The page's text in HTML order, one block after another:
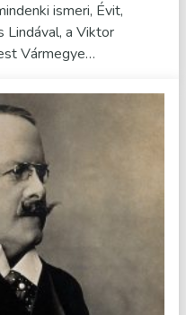
ismeri, Évit,
Lindával, a Viktor
Vármegye…